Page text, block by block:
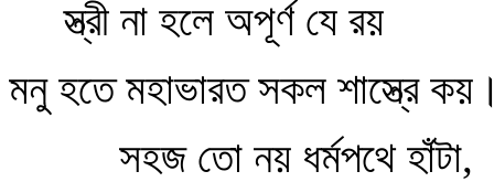
স্ত্রী না হলে অপূর্ণ যে রয়
মনু হতে মহাভারত সকল শাস্ত্রে
সহজ তো নয় ধর্মপথে হাঁটা,